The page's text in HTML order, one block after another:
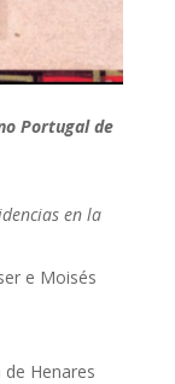
Portugal de
en la
e Moisés
de Henares